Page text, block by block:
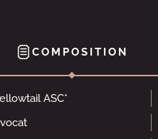
COMPOSITION
ASC*